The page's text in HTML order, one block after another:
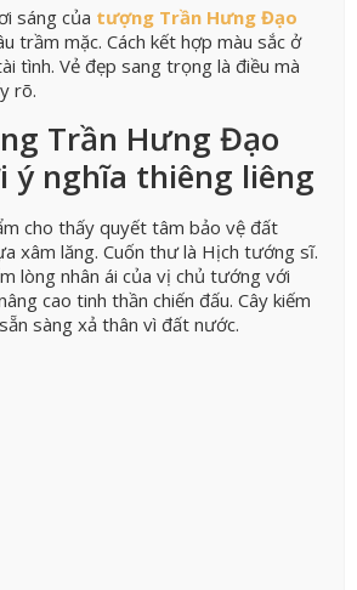
sáng của tượng Trần Hưng Đạo
trầm mặc. Cách kết hợp màu sắc ở
tình. Vẻ đẹp sang trọng là điều mà
rõ.
Trần Hưng Đạo
ý nghĩa thiêng liêng
cho thấy quyết tâm bảo vệ đất
xâm lăng. Cuốn thư là Hịch tướng sĩ.
lòng nhân ái của vị chủ tướng với
cao tinh thần chiến đấu. Cây kiếm
sàng xả thân vì đất nước.